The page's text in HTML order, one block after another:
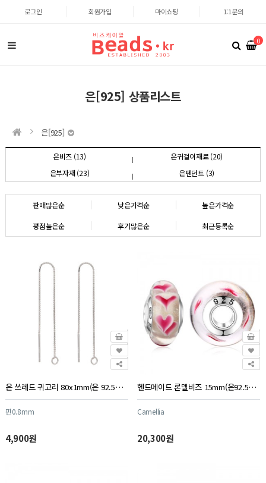
로그인 회원가입 마이쇼핑 1:1문의
0
은[925] 상품리스트
은[925]
은비즈 (13)
은귀걸이재료 (20)
은부자재 (23)
은펜던트 (3)
판매많은순 낮은가격순 높은가격순
평점높은순 후기많은순 최근등록순
은 쓰레드 귀고리 80x1mm(은 92.5%) - 1조(2개)
핀0.8mm
4,900원
헨드메이드 론델비즈 15mm(은92.5%) - 1개
Camellia
20,300원